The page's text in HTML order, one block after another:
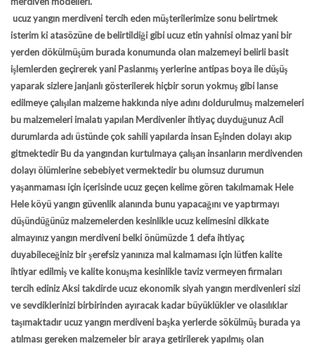
ucuz yangın merdiveni tercih eden müşterilerimize sonu belirtmek
isterim ki atasözüne de belirtildiği gibi ucuz etin yahnisi olmaz yani bir
yerden dökülmüşüm burada konumunda olan malzemeyi belirli basit
işlemlerden geçirerek yani Paslanmış yerlerine antipas boya ile düşüş
yaparak sizlere janjanlı gösterilerek hiçbir sorun yokmuş gibi lanse
edilmeye çalışılan malzeme hakkında niye adını doldurulmuş malzemeleri
bu malzemeleri imalatı yapılan Merdivenler ihtiyaç duyduğunuz Acil
durumlarda adı üstünde çok sahili yapılarda insan Eşinden dolayı akıp
gitmektedir Bu da yangından kurtulmaya çalışan insanların merdivenden
dolayı ölümlerine sebebiyet vermektedir bu olumsuz durumun
yaşanmaması için içerisinde ucuz geçen kelime gören takılmamak Hele
Hele köyü yangın güvenlik alanında bunu yapacağını ve yaptırmayı
düşündüğünüz malzemelerden kesinlikle ucuz kelimesini dikkate
almayınız yangın merdiveni belki önümüzde 1 defa ihtiyaç
duyabileceğiniz bir şerefsiz yanınıza mal kalmaması için lütfen kalite
ihtiyar edilmiş ve kalite konuşma kesinlikle taviz vermeyen firmaları
tercih ediniz Aksi takdirde ucuz ekonomik siyah yangın merdivenleri sizi
ve sevdiklerinizi birbirinden ayıracak kadar büyüklükler ve olasılıklar
taşımaktadır ucuz yangın merdiveni başka yerlerde sökülmüş burada ya
atılması gereken malzemeler bir araya getirilerek yapılmış olan